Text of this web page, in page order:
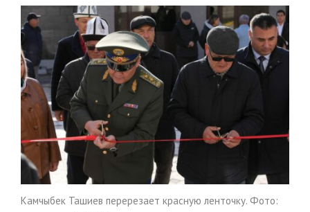
Камчыбек Ташиев перерезает красную ленточку. Фото: